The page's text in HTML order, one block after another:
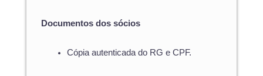
Documentos dos sócios
Cópia autenticada do RG e CPF.